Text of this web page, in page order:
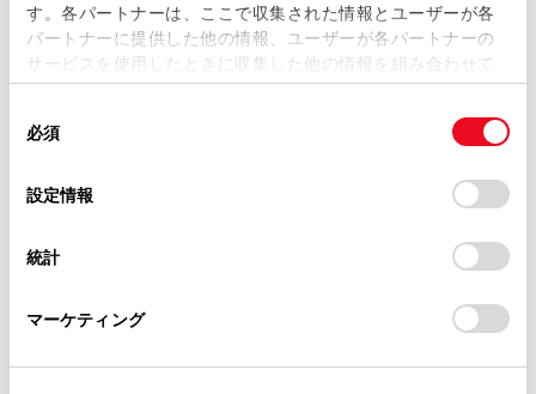
す。各パートナーは、ここで収集された情報とユーザーが各
パートナーに提供した他の情報、ユーザーが各パートナーの
サービスを使用したときに収集した他の情報を組み合わせて
使用することがあります。当ウェブサイトの使用を続行する
デバイスにすべてのCookie(クッキー)が保存されることに同
意したことになります。Cookie(クッキー)のオプトアウト、
設定の変更、同意を撤回したりするにあたっては、当社の
「Cookie（クッキー）情報の取り扱いについて
」をご覧くだ
必須
設定情報
統計
マーケティング
トヨタ
プリウス Z
『ＴＯＹＯＴＡ認定中古車』 衝突回避支援システム
年式 2023年(R5年) 走行 40,000km